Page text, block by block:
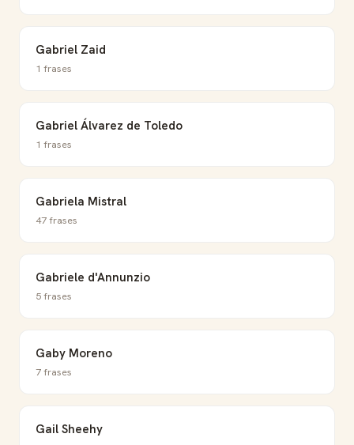
Gabriel Zaid
1 frases
Gabriel Álvarez de Toledo
1 frases
Gabriela Mistral
47 frases
Gabriele d'Annunzio
5 frases
Gaby Moreno
7 frases
Gail Sheehy